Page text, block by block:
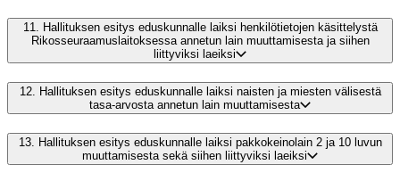
11. Hallituksen esitys eduskunnalle laiksi henkilötietojen käsittelystä
Rikosseuraamuslaitoksessa annetun lain muuttamisesta ja siihen
liittyviksi laeiksi
12.
Hallituksen esitys eduskunnalle laiksi naisten ja miesten välisestä
tasa-arvosta annetun lain muuttamisesta
13. Hallituksen esitys eduskunnalle laiksi pakkokeinolain 2 ja 10 luvun
muuttamisesta sekä siihen liittyviksi laeiksi